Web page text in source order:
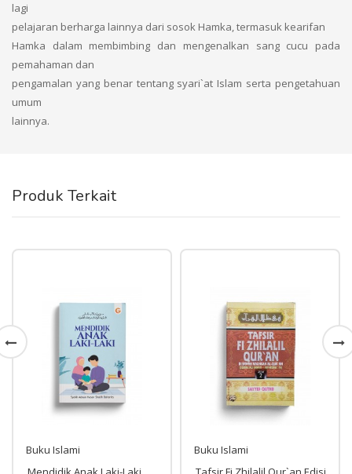
lagi
pelajaran berharga lainnya dari sosok Hamka, termasuk kearifan
Hamka dalam membimbing dan mengenalkan sang cucu pada
pemahaman dan
pengamalan yang benar tentang syari`at Islam serta pengetahuan
umum
lainnya.
Produk Terkait
Buku Islami
Buku Islami